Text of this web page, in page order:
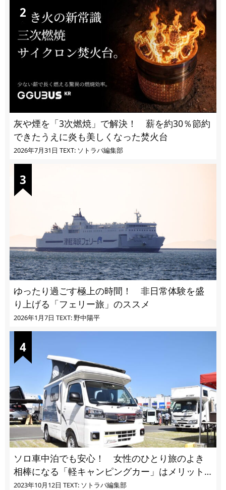
灰や煙を「3次燃焼」で解決！ 薪を約30％節約
できたうえに炎も美しくなった焚火台
2026年7月31日 TEXT: ソトラバ編集部
ゆったり過ごす極上の時間！ 非日常体験を盛
り上げる「フェリー旅」のススメ
2026年1月7日 TEXT: 野中陽平
ソロ車中泊でも安心！ 女性のひとり旅のよき
相棒になる「軽キャンピングカー」はメリット
ばかり
2023年10月12日 TEXT: ソトラバ編集部